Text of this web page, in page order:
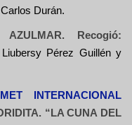
Durán.
AZULMAR. Recogió:
Pérez Guillén y
INTERNACIONAL
“LA CUNA DEL